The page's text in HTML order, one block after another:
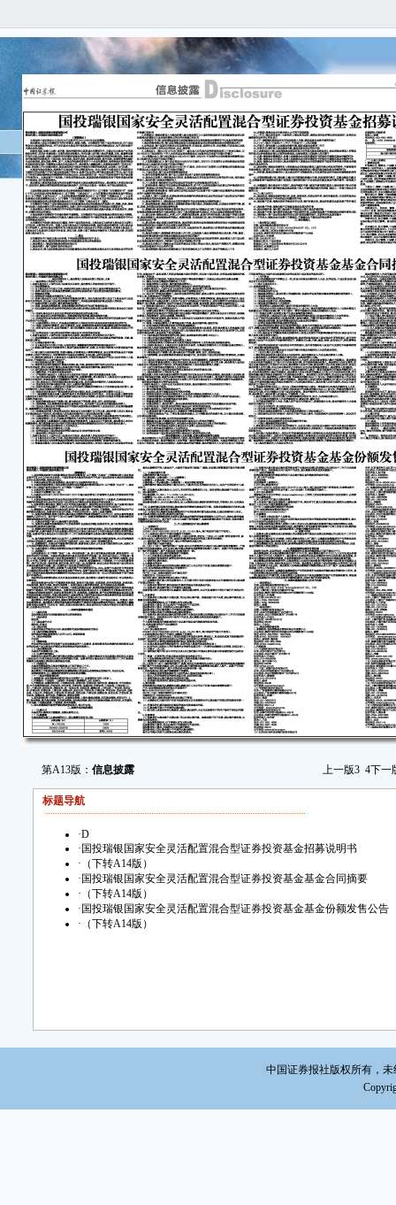
第A13版： 信息披露 上一版3 4下一
标题导航
·D
· 国投瑞银国家安全灵活配置混合型证券投资基金招募说明书
· （下转A14版）
· 国投瑞银国家安全灵活配置混合型证券投资基金基金合同摘要
· （下转A14版）
· 国投瑞银国家安全灵活配置混合型证券投资基金基金份额发售公告
· （下转A14版）
■
信
中国证券报社版权所有，未